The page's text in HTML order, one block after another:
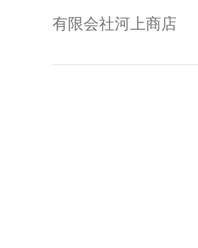
有限会社河上商店